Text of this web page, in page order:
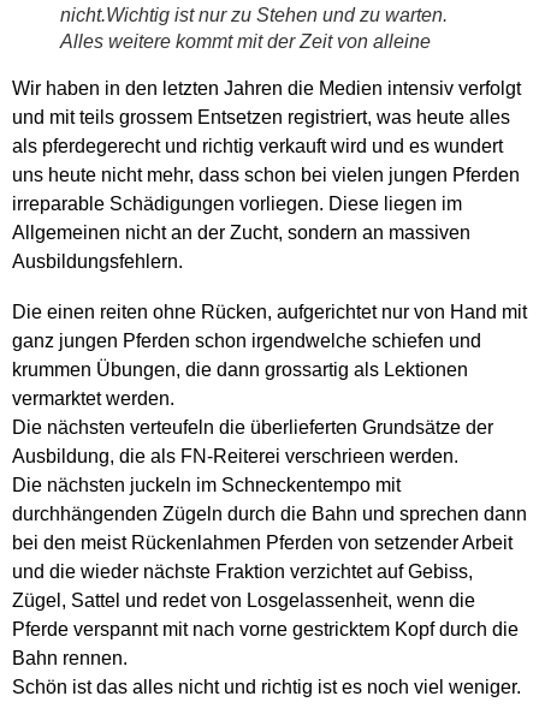
nicht.Wichtig ist nur zu Stehen und zu warten.
Alles weitere kommt mit der Zeit von alleine
Wir haben in den letzten Jahren die Medien intensiv verfolgt
und mit teils grossem Entsetzen registriert, was heute alles
als pferdegerecht und richtig verkauft wird und es wundert
uns heute nicht mehr, dass schon bei vielen jungen Pferden
irreparable Schädigungen vorliegen. Diese liegen im
Allgemeinen nicht an der Zucht, sondern an massiven
Ausbildungsfehlern.
Die einen reiten ohne Rücken, aufgerichtet nur von Hand mit
ganz jungen Pferden schon irgendwelche schiefen und
krummen Übungen, die dann grossartig als Lektionen
vermarktet werden.
Die nächsten verteufeln die überlieferten Grundsätze der
Ausbildung, die als FN-Reiterei verschrieen werden.
Die nächsten juckeln im Schneckentempo mit
durchhängenden Zügeln durch die Bahn und sprechen dann
bei den meist Rückenlahmen Pferden von setzender Arbeit
und die wieder nächste Fraktion verzichtet auf Gebiss,
Zügel, Sattel und redet von Losgelassenheit, wenn die
Pferde verspannt mit nach vorne gestricktem Kopf durch die
Bahn rennen.
Schön ist das alles nicht und richtig ist es noch viel weniger.